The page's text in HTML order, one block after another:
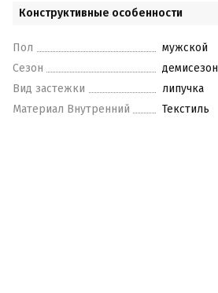
Конструктивные особенности
Пол
мужской
Сезон
демисезон
Вид застежки
липучка
Материал Внутренний
Текстиль